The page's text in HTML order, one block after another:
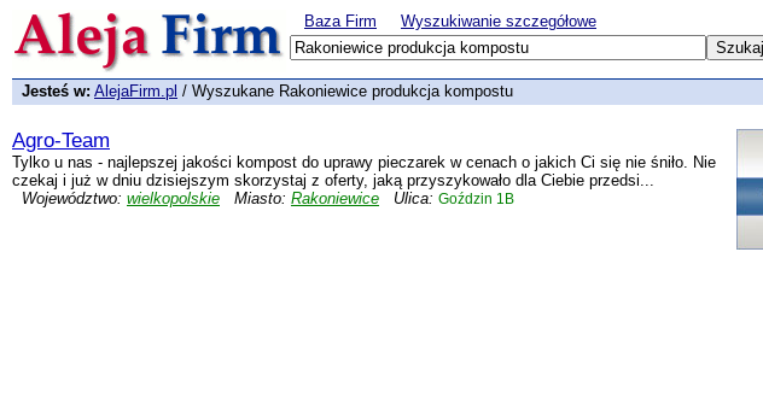
Baza Firm Wyszukiwanie szczegółowe
Jesteś w: AlejaFirm.pl / Wyszukane Rakoniewice produkcja kompostu
Agro-Team
Tylko u nas - najlepszej jakości kompost do uprawy pieczarek w cenach o jakich Ci się nie śniło. Nie
czekaj i już w dniu dzisiejszym skorzystaj z oferty, jaką przyszykowało dla Ciebie przedsi...
Województwo: wielkopolskie Miasto: Rakoniewice Ulica: Goździn 1B